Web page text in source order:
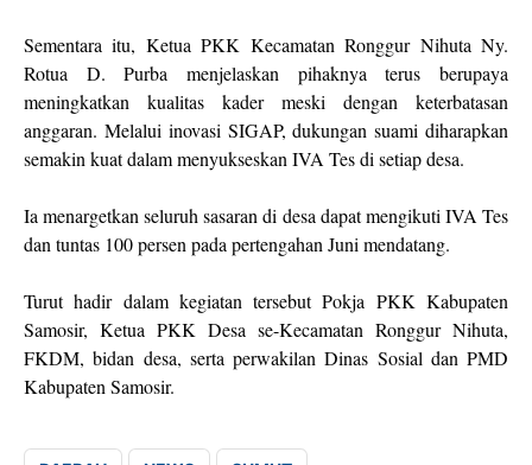
Sementara itu, Ketua PKK Kecamatan Ronggur Nihuta Ny.
Rotua D. Purba menjelaskan pihaknya terus berupaya
meningkatkan kualitas kader meski dengan keterbatasan
anggaran. Melalui inovasi SIGAP, dukungan suami diharapkan
semakin kuat dalam menyukseskan IVA Tes di setiap desa.
Ia menargetkan seluruh sasaran di desa dapat mengikuti IVA Tes
dan tuntas 100 persen pada pertengahan Juni mendatang.
Turut hadir dalam kegiatan tersebut Pokja PKK Kabupaten
Samosir, Ketua PKK Desa se-Kecamatan Ronggur Nihuta,
FKDM, bidan desa, serta perwakilan Dinas Sosial dan PMD
Kabupaten Samosir.